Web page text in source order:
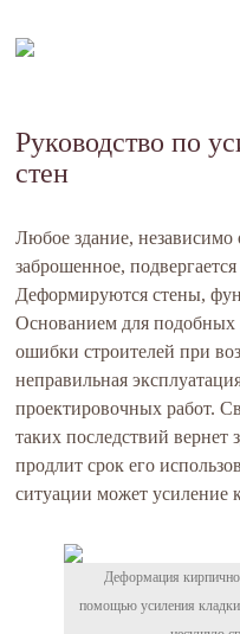
Руководство по
стен
Любое здание, независимо
заброшенное,
Деформируются стены,
Основанием для подобных
ошибки строителей при
неправильная
проектировочных работ.
таких последствий
продлит срок его
ситуации может усиление
Деформация
помощью усиления